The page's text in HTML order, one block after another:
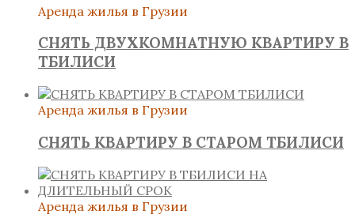
Аренда жилья в Грузии
СНЯТЬ ДВУХКОМНАТНУЮ КВАРТИРУ В
ТБИЛИСИ
Аренда жилья в Грузии
СНЯТЬ КВАРТИРУ В СТАРОМ ТБИЛИСИ
Аренда жилья в Грузии